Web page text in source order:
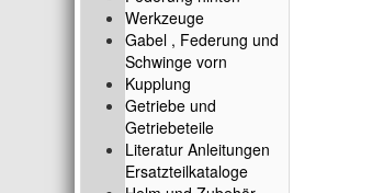
Werkzeuge
Gabel , Federung und
Schwinge vorn
Kupplung
Getriebe und
Getriebeteile
Literatur Anleitungen
Ersatzteilkataloge